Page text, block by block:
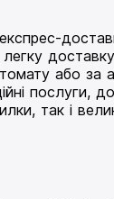
або за
послуги,
так і